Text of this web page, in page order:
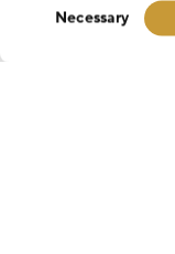
Necessary